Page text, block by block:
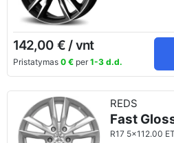
142,00 € / vnt
Pristatymas 0 €per 1-3 d.d.
REDS
Fast
R17 5x112.00